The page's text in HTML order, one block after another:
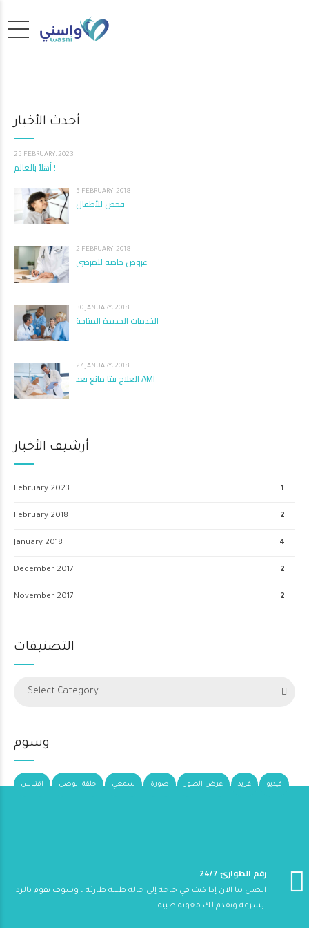
أحدث الأخبار
25 FEBRUARY، 2023
أهلاً بالعالم !
5 FEBRUARY، 2018
فحص للأطفال
2 FEBRUARY، 2018
عروض خاصة للمرضى
30 JANUARY، 2018
الخدمات الجديدة المتاحة
27 JANUARY، 2018
العلاج بيتا مانع بعد AMI
أرشيف الأخبار
February 2023 1
February 2018 2
January 2018 4
December 2017 2
November 2017 2
التصنيفات
Select Category
وسوم
اقتباس حلقة الوصل سمعي صورة عرض الصور غريد فيديو
24/7 رقم الطوارئ
اتصل بنا الآن إذا كنت في حاجة إلى حالة طبية طارئة ، وسوف نقوم بالرد
بسرعة ونقدم لك معونة طبية.